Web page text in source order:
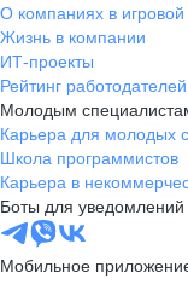
О компаниях в
Жизнь в компании
ИТ-проекты
Рейтинг
Молодым
Карьера для молодых
Школа программистов
Карьера в
Боты для уведомлений
Мобильное